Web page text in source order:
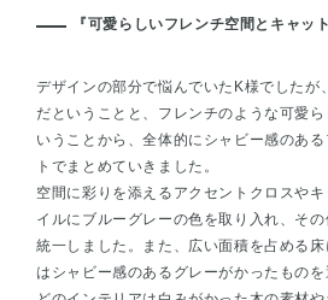
『可愛らしいフレンチ空間とキャッ
デザインの部分で悩んでいたK様でしたが
だということと、フレンチのような可愛
いうことから、全体的にシャビー感のあ
トでまとめていきました。
空間に彩りを添えるアクセントクロスや
イルにブルーグレーの色を取り入れ、そ
統一しました。また、広い面積を占める
はシャビー感のあるグレーがかったもの